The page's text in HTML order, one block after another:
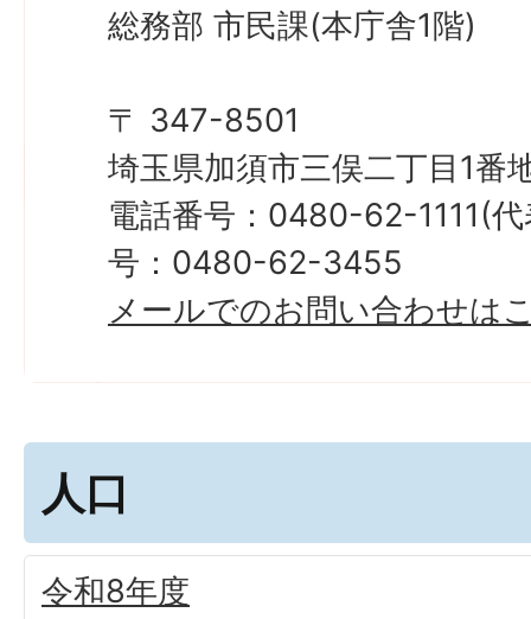
総務部 市民課(本庁舎1階)
〒 347-8501
埼玉県加須市三俣二丁目1番
電話番号：0480-62-1111(
号：0480-62-3455
メールでのお問い合わせは
人口
令和8年度